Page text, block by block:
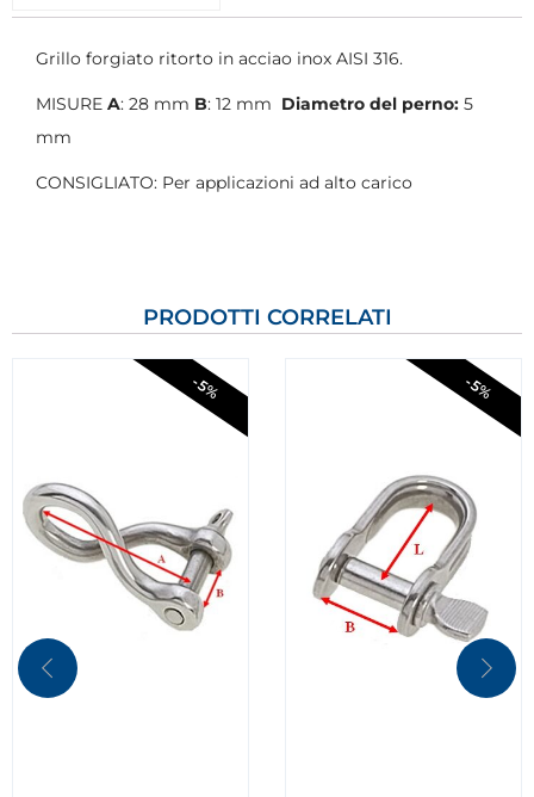
Grillo forgiato ritorto in acciao inox AISI 316.
MISURE A: 28 mm B: 12 mm Diametro del perno: 5
mm
CONSIGLIATO: Per applicazioni ad alto carico
PRODOTTI CORRELATI
-5% -5%